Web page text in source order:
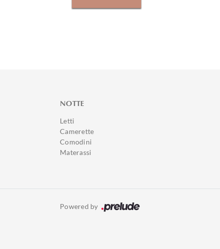
NOTTE
Letti
Camerette
Comodini
Materassi
Powered by